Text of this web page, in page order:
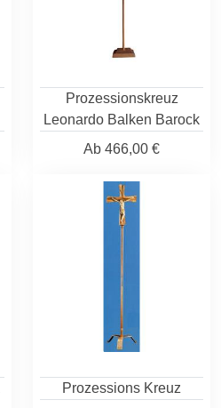
Prozessionskreuz
Leonardo Balken Barock
Ab 466,00 €
Prozessions Kreuz